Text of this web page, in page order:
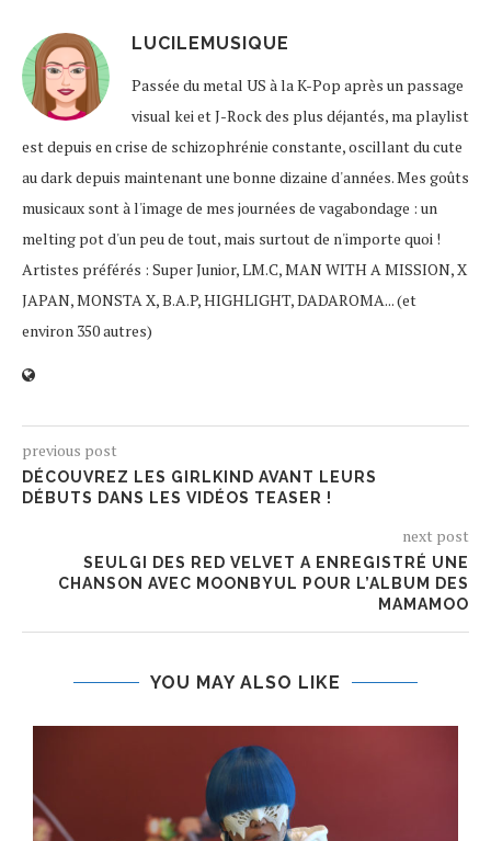
LUCILEMUSIQUE
Passée du metal US à la K-Pop après un passage
visual kei et J-Rock des plus déjantés, ma playlist
est depuis en crise de schizophrénie constante, oscillant du cute
au dark depuis maintenant une bonne dizaine d'années. Mes goûts
musicaux sont à l'image de mes journées de vagabondage : un
melting pot d'un peu de tout, mais surtout de n'importe quoi !
Artistes préférés : Super Junior, LM.C, MAN WITH A MISSION, X
JAPAN, MONSTA X, B.A.P, HIGHLIGHT, DADAROMA... (et
environ 350 autres)
previous post
DÉCOUVREZ LES GIRLKIND AVANT LEURS
DÉBUTS DANS LES VIDÉOS TEASER !
next post
SEULGI DES RED VELVET A ENREGISTRÉ UNE
CHANSON AVEC MOONBYUL POUR L’ALBUM DES
MAMAMOO
YOU MAY ALSO LIKE